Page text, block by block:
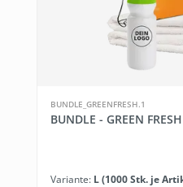
BUNDLE_GREENFRESH.1
BUNDLE - GREEN FRESH
Variante: L (1000 Stk. je